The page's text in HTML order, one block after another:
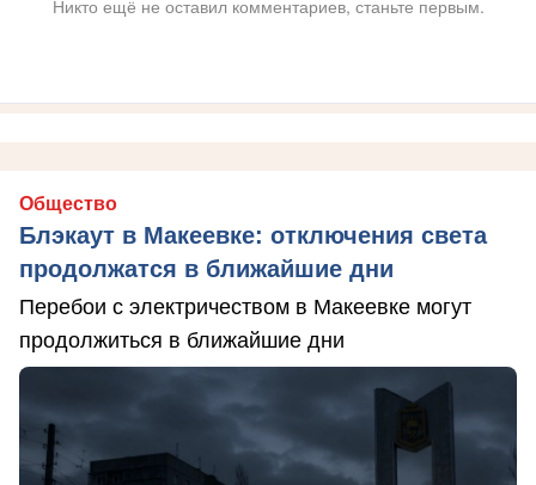
Никто ещё не оставил комментариев, станьте первым.
Общество
Блэкаут в Макеевке: отключения света
продолжатся в ближайшие дни
Перебои с электричеством в Макеевке могут
продолжиться в ближайшие дни